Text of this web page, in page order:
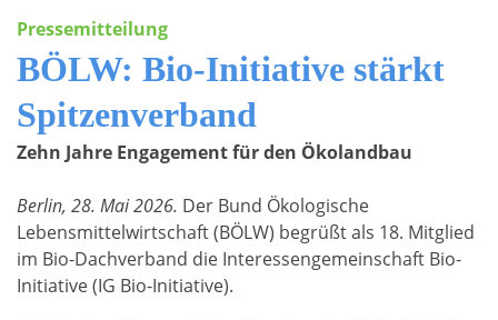
Pressemitteilung
BÖLW: Bio-Initiative stärkt
Spitzenverband
Zehn Jahre Engagement für den Ökolandbau
Berlin, 28. Mai 2026. Der Bund Ökologische
Lebensmittelwirtschaft (BÖLW) begrüßt als 18. Mitglied
im Bio-Dachverband die Interessengemeinschaft Bio-
Initiative (IG Bio-Initiative).